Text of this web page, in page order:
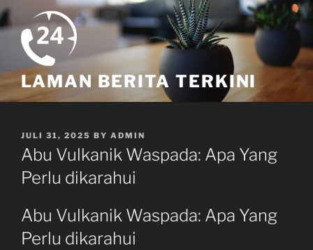
Skip
to
content
LAMAN BERITA TERKINI
POSTED
ON
JULI 31, 2025 BY ADMIN
Abu Vulkanik Waspada: Apa Yang
Perlu dikarahui
Abu Vulkanik Waspada: Apa Yang
Perlu dikarahui